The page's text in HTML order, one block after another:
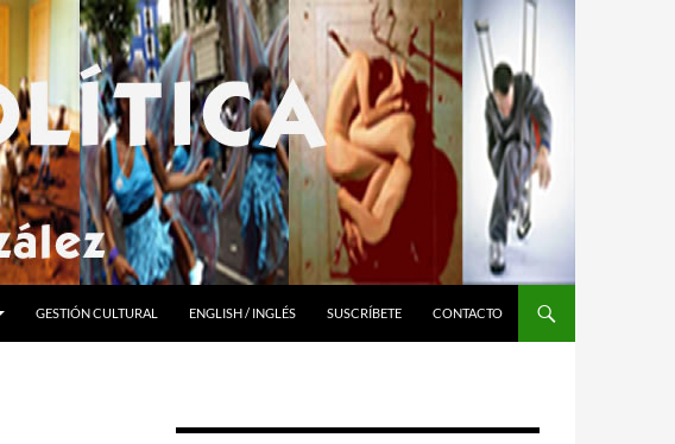
GESTIÓN CULTURAL ENGLISH / INGLÉS SUSCRÍBETE CONTACTO